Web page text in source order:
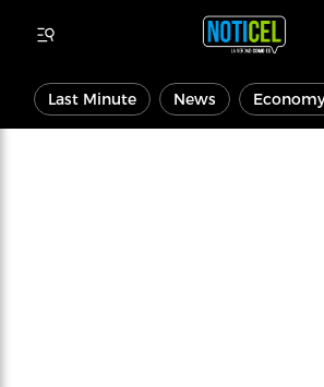
Last Minute News Economy